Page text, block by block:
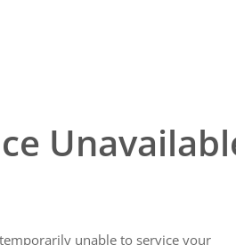
unable to service your